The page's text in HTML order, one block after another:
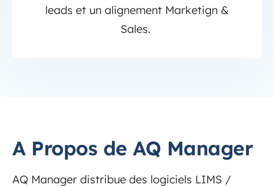
leads et un alignement Marketign &
Sales.
A Propos de AQ Manager
AQ Manager distribue des logiciels LIMS /